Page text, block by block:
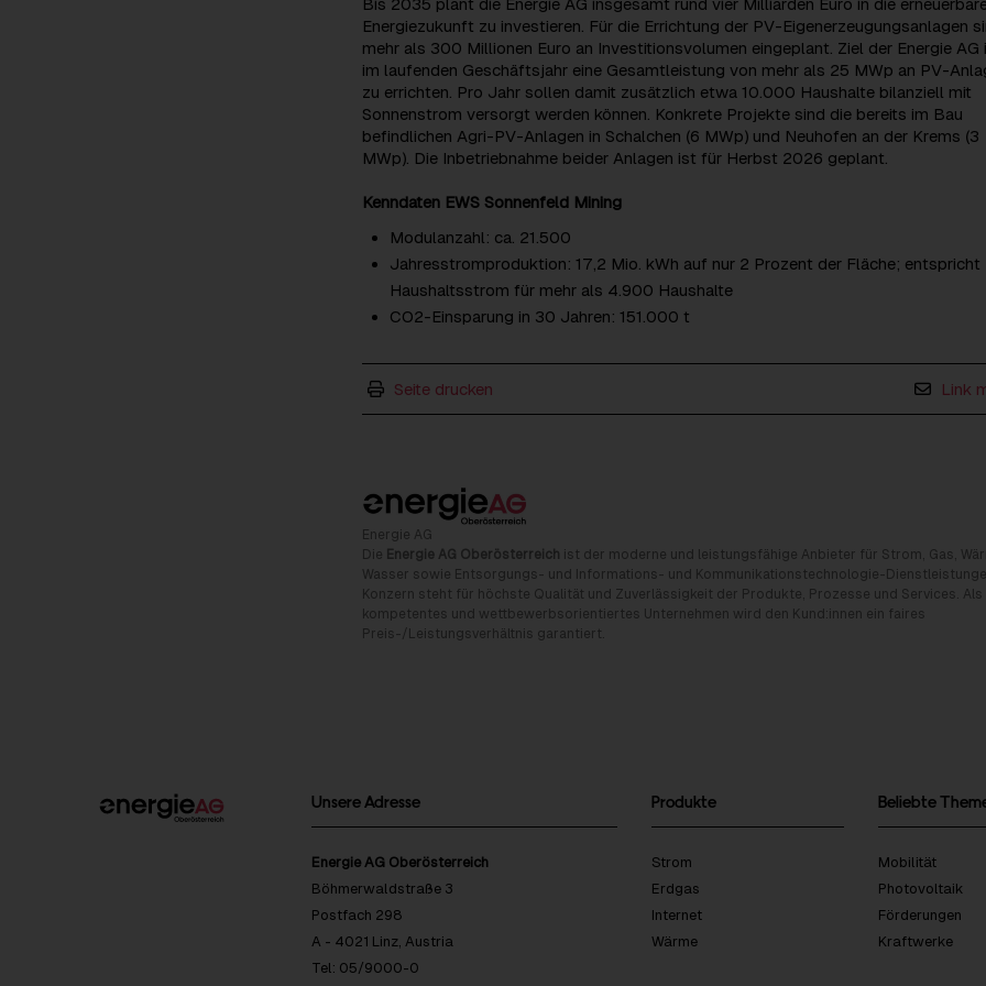
Energiezukunft zu investieren. Für die Errichtung der PV-Eigenerzeugungsanlagen
mehr als 300 Millionen Euro an Investitionsvolumen eingeplant. Ziel der Energie AG
im laufenden Geschäftsjahr eine Gesamtleistung von mehr als 25 MWp an PV-
zu errichten. Pro Jahr sollen damit zusätzlich etwa 10.000 Haushalte bilanziell mit
Sonnenstrom versorgt werden können. Konkrete Projekte sind die bereits im Bau
befindlichen Agri-PV-Anlagen in Schalchen (6 MWp) und Neuhofen an der Krems (3
MWp). Die Inbetriebnahme beider Anlagen ist für Herbst 2026 geplant.
Kenndaten EWS Sonnenfeld Mining
Modulanzahl: ca. 21.500
Jahresstromproduktion: 17,2 Mio. kWh auf nur 2 Prozent der Fläche; entspricht
Haushaltsstrom für mehr als 4.900 Haushalte
CO2-Einsparung in 30 Jahren: 151.000 t
Seite drucken Link
Energie AG
Die Energie AG Oberösterreich ist der moderne und leistungsfähige Anbieter für Strom, Gas,
Wasser sowie Entsorgungs- und Informations- und Kommunikationstechnologie-
Konzern steht für höchste Qualität und Zuverlässigkeit der Produkte, Prozesse und Services. Als
kompetentes und wettbewerbsorientiertes Unternehmen wird den Kund:innen ein faires
Preis-/Leistungsverhältnis garantiert.
Unsere Adresse
Energie AG Oberösterreich
Böhmerwaldstraße 3
Postfach 298
A - 4021 Linz, Austria
Tel: 05/9000-0
Produkte
Strom
Erdgas
Internet
Wärme
Beliebte
Mobilität
Photovoltaik
Förderungen
Kraftwerke